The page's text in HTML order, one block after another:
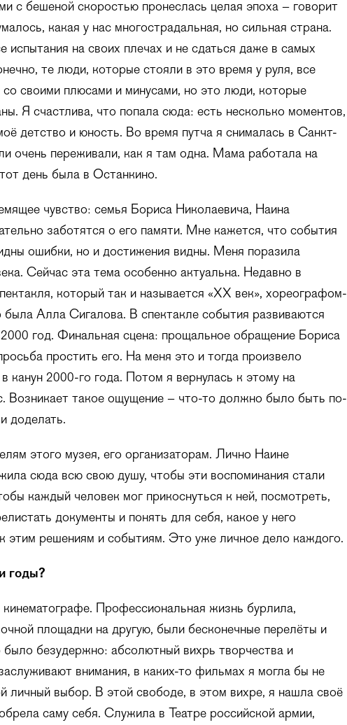
с бешеной скоростью пронеслась целая эпоха – говорит
какая у нас многострадальная, но сильная страна.
на своих плечах и не сдаться даже в самых
те люди, которые стояли в это время у руля, все
со своими плюсами и минусами, но это люди, которые
Я счастлива, что попала сюда: есть несколько моментов,
детство и юность. Во время путча я снималась в Санкт-
очень переживали, как я там одна. Мама работала на
день была в Останкино.
чувство: семья Бориса Николаевича, Наина
заботятся о его памяти. Мне кажется, что события
ошибки, но и достижения видны. Меня поразила
Сейчас эта тема особенно актуальна. Недавно в
который так и называется «ХХ век», хореографом-
Алла Сигалова. В спектакле события развиваются
год. Финальная сцена: прощальное обращение Бориса
простить его. На меня это и тогда произвело
канун 2000-го года. Потом я вернулась к этому на
Возникает такое ощущение – что-то должно было быть по-
доделать.
этого музея, его организаторам. Лично Наине
сюда всю свою душу, чтобы эти воспоминания стали
каждый человек мог прикоснуться к ней, посмотреть,
документы и понять для себя, какое у него
этим решениям и событиям. Это уже личное дело каждого.
годы?
Профессиональная жизнь бурлила,
площадки на другую, были бесконечные перелёты и
было безудержно: абсолютный вихрь творчества и
внимания, в каких-то фильмах я могла бы не
личный выбор. В этой свободе, в этом вихре, я нашла своё
саму себя. Служила в Театре российской армии,